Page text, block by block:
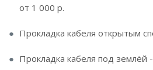
от 1 000 р.
Прокладка кабеля открытым
Прокладка кабеля под землёй